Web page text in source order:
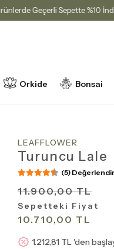
Tüm ürünlerde Geçerli Sepette
Orkide Bonsai
LEAFFLOWER
Turuncu Lale
(5)
11.900,00 TL
Sepetteki Fiyat
10.710,00 TL
1.212,81 TL 'den